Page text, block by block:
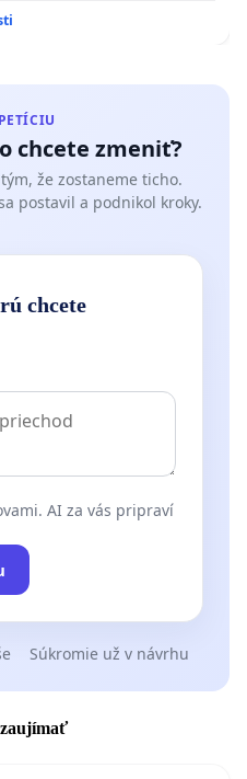
chcete zmeniť?
že zostaneme ticho.
postavil a podnikol kroky.
chcete
AI za vás pripraví
Súkromie už v návrhu
zaujímať